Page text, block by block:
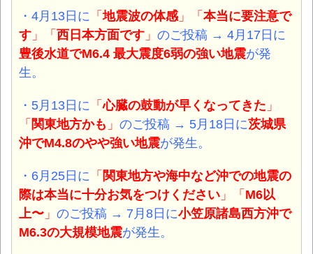
・4月13日に 「地震波の体感 」「 本当に要注意で
す 」「 西日本方面です 」 のご投稿 → 4月17日に
豊後水道でM6.4 最大震度6弱の強い地震が発
生。
・5月13日に 「心臓の鼓動が早くなってきた 」
「 関東地方かも 」 のご投稿 → 5月18日に茨城県
沖でM4.8のやや強い地震が発生。
・6月25日に 「 関東地方や海中など沖での地震の
際は本当に十分お気をつけください 」「 M6以
上〜 」 のご投稿 → 7月8日に小笠原諸島西方沖で
M6.3の大規模地震が発生。